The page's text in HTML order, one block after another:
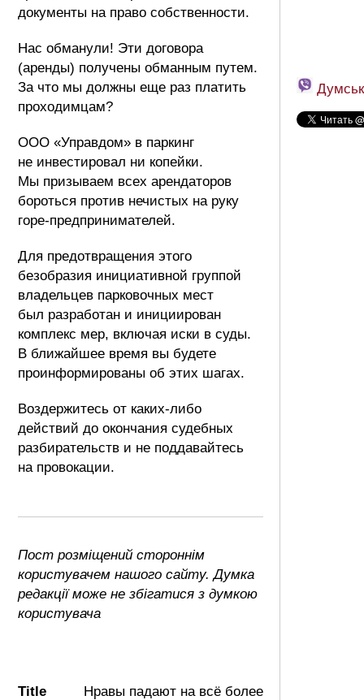
документы на право собственности.
Нас обманули! Эти договора
(аренды) получены обманным путем.
За что мы должны еще раз платить
проходимцам?
ООО «Управдом» в паркинг
не инвестировал ни копейки.
Мы призываем всех арендаторов
бороться против нечистых на руку
горе-предпринимателей.
Для предотвращения этого
безобразия инициативной группой
владельцев парковочных мест
был разработан и инициирован
комплекс мер, включая иски в суды.
В ближайшее время вы будете
проинформированы об этих шагах.
Воздержитесь от каких-либо
действий до окончания судебных
разбирательств и не поддавайтесь
на провокации.
Пост розміщений стороннім
користувачем нашого сайту. Думка
редакції може не збігатися з думкою
користувача
Title
Нравы падают на всё более